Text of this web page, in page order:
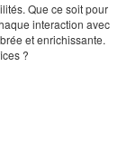
Que ce soit pour
interaction avec
et enrichissante.
?